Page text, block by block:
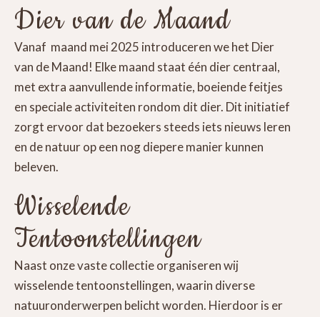
Dier van de Maand
Vanaf maand mei 2025 introduceren we het Dier
van de Maand! Elke maand staat één dier centraal,
met extra aanvullende informatie, boeiende feitjes
en speciale activiteiten rondom dit dier. Dit initiatief
zorgt ervoor dat bezoekers steeds iets nieuws leren
en de natuur op een nog diepere manier kunnen
beleven.
Wisselende
Tentoonstellingen
Naast onze vaste collectie organiseren wij
wisselende tentoonstellingen, waarin diverse
natuuronderwerpen belicht worden. Hierdoor is er